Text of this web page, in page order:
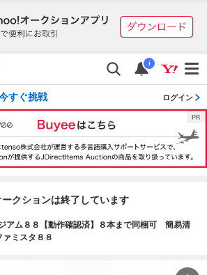
i
すぐ挑戦 ログイン
ークションは終了しています
アム８８【動作確認済】８本まで同梱可 簡易清
ミスタ８８